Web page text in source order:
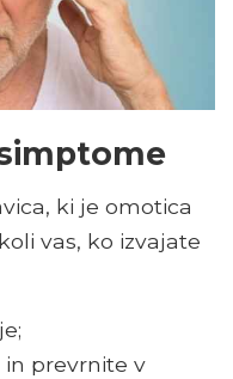
ki je omotica
vas, ko izvajate
prevrnite v